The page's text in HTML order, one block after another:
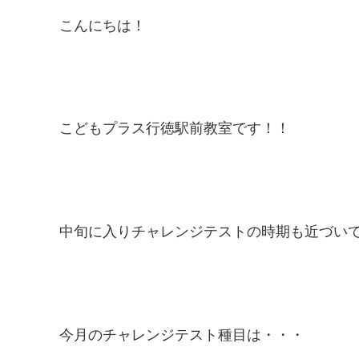
こんにちは！
こどもプラス行徳駅前教室です！！
中旬に入りチャレンジテストの時期も近づ
今月のチャレンジテスト種目は・・・